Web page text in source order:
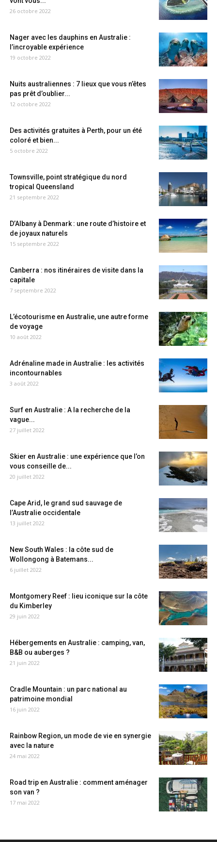
26 octobre 2022
Nager avec les dauphins en Australie :
l’incroyable expérience
19 octobre 2022
Nuits australiennes : 7 lieux que vous n’êtes
pas prêt d’oublier...
12 octobre 2022
Des activités gratuites à Perth, pour un été
coloré et bien...
5 octobre 2022
Townsville, point stratégique du nord
tropical Queensland
21 septembre 2022
D’Albany à Denmark : une route d’histoire et
de joyaux naturels
15 septembre 2022
Canberra : nos itinéraires de visite dans la
capitale
7 septembre 2022
L’écotourisme en Australie, une autre forme
de voyage
10 août 2022
Adrénaline made in Australie : les activités
incontournables
3 août 2022
Surf en Australie : A la recherche de la
vague...
27 juillet 2022
Skier en Australie : une expérience que l’on
vous conseille de...
20 juillet 2022
Cape Arid, le grand sud sauvage de
l’Australie occidentale
13 juillet 2022
New South Wales : la côte sud de
Wollongong à Batemans...
6 juillet 2022
Montgomery Reef : lieu iconique sur la côte
du Kimberley
29 juin 2022
Hébergements en Australie : camping, van,
B&B ou auberges ?
21 juin 2022
Cradle Mountain : un parc national au
patrimoine mondial
16 juin 2022
Rainbow Region, un mode de vie en synergie
avec la nature
24 mai 2022
Road trip en Australie : comment aménager
son van ?
17 mai 2022